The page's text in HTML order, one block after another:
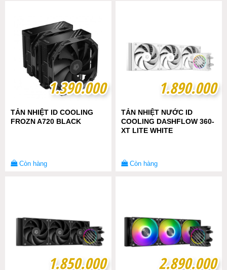
1.390.000
1.390.000
TẢN NHIỆT ID COOLING
FROZN A720 BLACK
Còn hàng
1.890.000
1.890.000
TẢN NHIỆT NƯỚC ID
COOLING DASHFLOW 360-
XT LITE WHITE
Còn hàng
1.850.000
1.850.000 2.890.000
2.890.000